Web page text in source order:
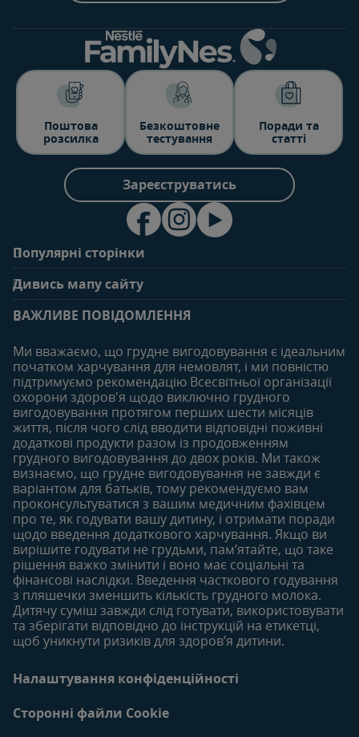
Поштова
розсилка
Безкоштовне
тестування
Поради та
статті
Зареєструватись
Популярні сторінки
Поширені запитання
Особистий кабінет
Придбати
Наші бренди
Безкоштовні тестування
Дивись мапу сайту
Статті
Статті
6-12 місяців
Статті
Продукти
12-18 місяців
Статті
Продукти
18-24 місяців
Статті
Продукти
ВАЖЛИВЕ ПОВІДОМЛЕННЯ
Ми вважаємо, що грудне вигодовування є ідеальним
початком харчування для немовлят, і ми повністю
підтримуємо рекомендацію Всесвітньої організації
охорони здоров'я щодо виключно грудного
вигодовування протягом перших шести місяців
життя, після чого слід вводити відповідні поживні
додаткові продукти разом із продовженням
грудного вигодовування до двох років. Ми також
визнаємо, що грудне вигодовування не завжди є
варіантом для батьків, тому рекомендуємо вам
проконсультуватися з вашим медичним фахівцем
про те, як годувати вашу дитину, і отримати поради
щодо введення додаткового харчування. Якщо ви
вирішите годувати не грудьми, пам’ятайте, що таке
рішення важко змінити і воно має соціальні та
фінансові наслідки. Введення часткового годування
з пляшечки зменшить кількість грудного молока.
Дитячу суміш завжди слід готувати, використовувати
та зберігати відповідно до інструкцій на етикетці,
щоб уникнути ризиків для здоров’я дитини.
Налаштування конфіденційності
Сторонні файли Cookie